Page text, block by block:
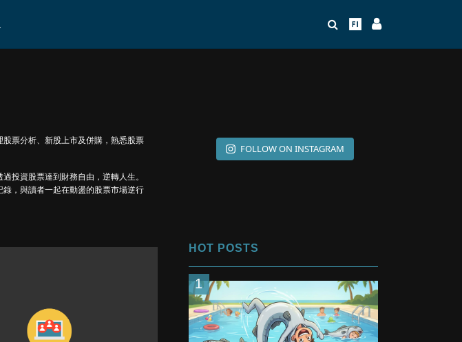
票分析、新股上市及併購，熟悉股票
投資股票達到財務自由，逆轉人生。
，與讀者一起在動盪的股票市場逆行
FOLLOW ON INSTAGRAM
HOT POSTS
1